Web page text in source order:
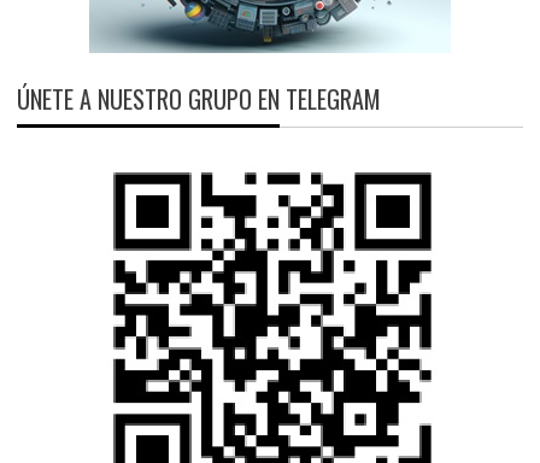
ÚNETE A NUESTRO GRUPO EN TELEGRAM